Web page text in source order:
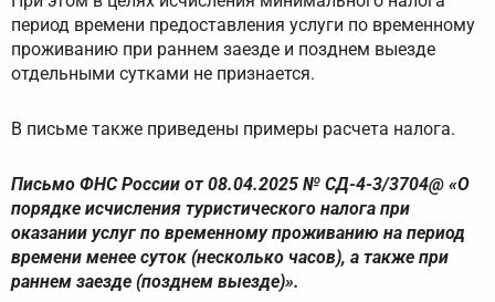
период времени предоставления услуги по временному
проживанию при раннем заезде и позднем выезде
отдельными сутками не признается.
В письме также приведены примеры расчета налога.
Письмо ФНС России от 08.04.2025 № СД-4-3/3704@ «О
порядке исчисления туристического налога при
оказании услуг по временному проживанию на период
времени менее суток (несколько часов), а также при
раннем заезде (позднем выезде)».